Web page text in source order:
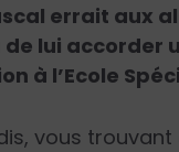
errait aux
lui accorder
à l’Ecole
vous